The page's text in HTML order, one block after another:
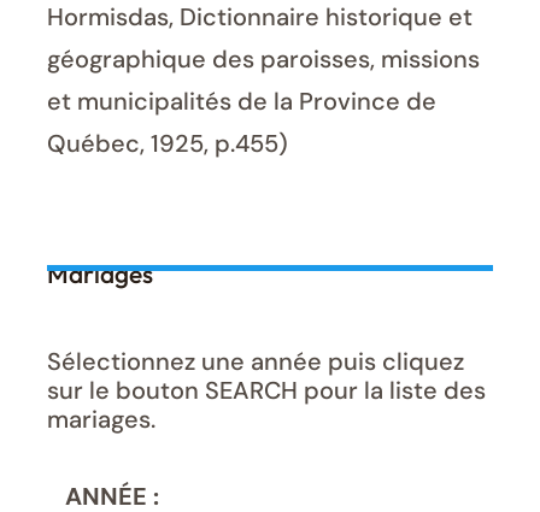
Hormisdas, Dictionnaire historique et
géographique des paroisses, missions
et municipalités de la Province de
Québec, 1925, p.455)
Mariages
Sélectionnez une année puis cliquez
sur le bouton SEARCH pour la liste des
mariages.
ANNÉE :